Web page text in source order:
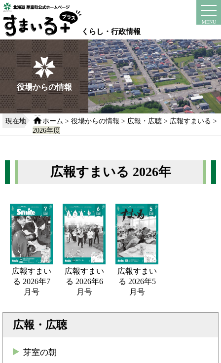
本
文
へ
移
動
る
くらし・行政情報
MENU
instagram
役場からの情報
現在地 ホーム >役場からの情報 > 広報・広聴 > 広報すまいる >
2026年度
広報すまいる 2026年
広報すまい
る 2026年7
月号
広報すまい
る 2026年6
月号
広報すまい
る 2026年5
月号
広報・広聴
芽室の朝